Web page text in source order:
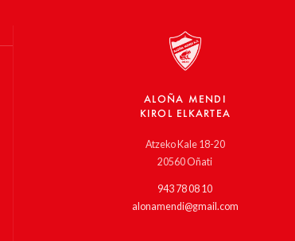
ALOÑA MENDI
KIROL ELKARTEA
Atzeko Kale 18-20
20560 Oñati
943 78 08 10
alonamendi@gmail.com